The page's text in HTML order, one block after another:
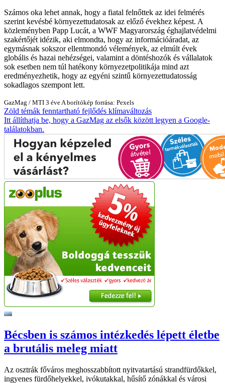
Számos oka lehet annak, hogy a fiatal felnőttek az idei felmérés
szerint kevésbé környezettudatosak az előző évekhez képest. A
közleményben Papp Lucát, a WWF Magyarország éghajlatvédelmi
szakértőjét idézik, aki elmondta, hogy az információáradat, az
egymásnak sokszor ellentmondó vélemények, az elmúlt évek
globális és hazai nehézségei, valamint a döntéshozók és vállalatok
sok esetben nem túl hatékony környezetpolitikája mind azt
eredményezhetik, hogy az egyéni szintű környezettudatosság
sokadlagos szempont lett.
GazMag / MTI 3 éve A borítókép forrása: Pexels
Zöld témák fenntartható fejlődés klímaváltozás
Itt állíthatja be, hogy a GazMag az elsők között legyen a Google-
találatokban.
Bécsben is számos intézkedés lépett életbe
a brutális meleg miatt
Az osztrák főváros meghosszabbított nyitvatartású strandfürdőkkel,
ingyenes fürdőhelyekkel, ivókutakkal, hűsítő zónákkal és városi